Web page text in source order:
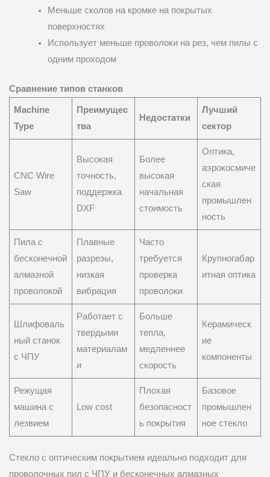
Меньше сколов на кромке на покрытых
поверхностях
Использует меньше проволоки на рез, чем пилы с
одним проходом
Сравнение типов станков
Machine
Type
Преимущес
тва
Недостатки
Лучший
сектор
CNC Wire
Saw
Высокая
точность,
поддержка
DXF
Более
высокая
начальная
стоимость
Оптика,
аэрокосмиче
ская
промышлен
ность
Пила с
бесконечной
алмазной
проволокой
Плавные
разрезы,
низкая
вибрация
Часто
требуется
проверка
проволоки
Крупногабар
итная оптика
Шлифоваль
ный станок
с ЧПУ
Работает с
твердыми
материалам
и
Больше
тепла,
медленнее
скорость
Керамическ
ие
компоненты
Режущая
машина с
лезвием
Low cost
Плохая
безопасност
ь покрытия
Базовое
промышлен
ное стекло
Стекло с оптическим покрытием идеально подходит для
проволочных пил с ЧПУ и бесконечных алмазных